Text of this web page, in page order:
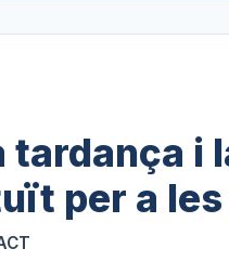
tardança i
per a